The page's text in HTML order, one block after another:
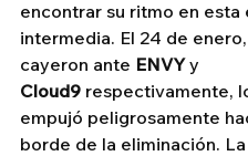
encontrar su ritmo en esta
intermedia. El 24 de
cayeron ante ENVY y
Cloud9 respectivamente,
empujó peligrosamente
borde de la eliminación.